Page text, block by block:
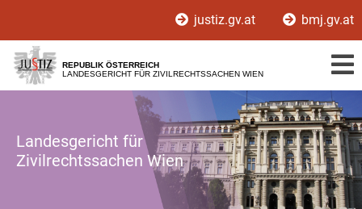
[1]
[2]
[3]
justiz.gv.at bmj.gv.at
REPUBLIK ÖSTERREICH
LANDESGERICHT FÜR ZIVILRECHTSSACHEN WIEN
Landesgericht für
Zivilrechtssachen Wien